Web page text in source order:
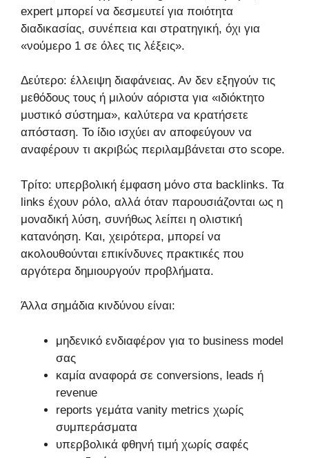
expert μπορεί να δεσμευτεί για ποιότητα
διαδικασίας, συνέπεια και στρατηγική, όχι για
«νούμερο 1 σε όλες τις λέξεις».
Δεύτερο: έλλειψη διαφάνειας. Αν δεν εξηγούν τις
μεθόδους τους ή μιλούν αόριστα για «ιδιόκτητο
μυστικό σύστημα», καλύτερα να κρατήσετε
απόσταση. Το ίδιο ισχύει αν αποφεύγουν να
αναφέρουν τι ακριβώς περιλαμβάνεται στο scope.
Τρίτο: υπερβολική έμφαση μόνο στα backlinks. Τα
links έχουν ρόλο, αλλά όταν παρουσιάζονται ως η
μοναδική λύση, συνήθως λείπει η ολιστική
κατανόηση. Και, χειρότερα, μπορεί να
ακολουθούνται επικίνδυνες πρακτικές που
αργότερα δημιουργούν προβλήματα.
Άλλα σημάδια κινδύνου είναι:
μηδενικό ενδιαφέρον για το business model
σας
καμία αναφορά σε conversions, leads ή
revenue
reports γεμάτα vanity metrics χωρίς
συμπεράσματα
υπερβολικά φθηνή τιμή χωρίς σαφές